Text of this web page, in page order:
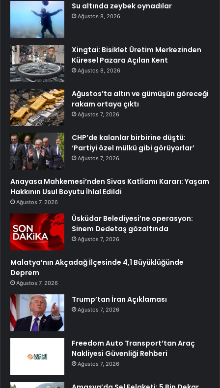
Su altında zeybek oynadılar
Ağustos 8, 2026
Xingtai: Bisiklet Üretim Merkezinden
Küresel Pazara Açılan Kent
Ağustos 8, 2026
Ağustos’ta altın ve gümüşün göreceği
rakam ortaya çıktı
Ağustos 7, 2026
CHP’de kalanlar birbirine düştü:
‘Partiyi özel mülkü gibi görüyorlar’
Ağustos 7, 2026
Anayasa Mahkemesi’nden Sivas Katliamı Kararı: Yaşam
Hakkının Usul Boyutu İhlal Edildi
Ağustos 7, 2026
Üsküdar Belediyesi’ne operasyon:
Sinem Dedetaş gözaltında
Ağustos 7, 2026
Malatya’nın Akçadağ İlçesinde 4,1 Büyüklüğünde
Deprem
Ağustos 7, 2026
Trump’tan İran Açıklaması
Ağustos 7, 2026
Freedom Auto Transport’tan Araç
Nakliyesi Güvenliği Rehberi
Ağustos 7, 2026